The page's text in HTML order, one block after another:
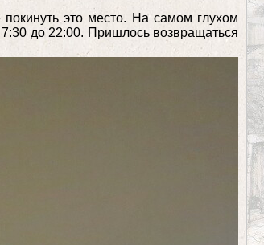
это место. На самом глухом
до 22:00. Пришлось возвращаться